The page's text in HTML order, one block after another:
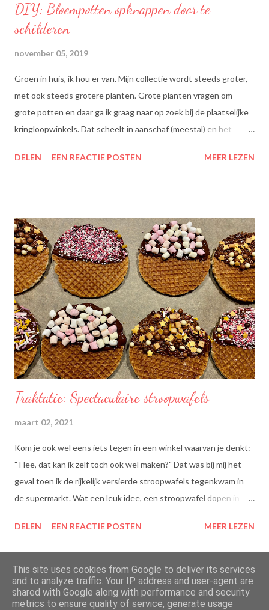
DIY: Bloempotten opknappen door te
schilderen
november 05, 2019
Groen in huis, ik hou er van. Mijn collectie wordt steeds groter,
met ook steeds grotere planten. Grote planten vragen om
grote potten en daar ga ik graag naar op zoek bij de plaatselijke
kringloopwinkels. Dat scheelt in aanschaf (meestal) en het
voor onze planeet, nietwaar?
DELEN EEN REACTIE POSTEN MEER LEZEN
Traktatie: Spectaculaire stroopwafels
maart 02, 2021
Kom je ook wel eens iets tegen in een winkel waarvan je denkt:
" Hee, dat kan ik zelf toch ook wel maken?" Dat was bij mij het
geval toen ik de rijkelijk versierde stroopwafels tegenkwam in
de supermarkt. Wat een leuk idee, een stroopwafel dopen in
lekkere traktatie, nietwaar?
DELEN EEN REACTIE POSTEN MEER LEZEN
Mogelijk gemaakt door Blogger
This site uses cookies from Google to deliver its services
and to analyze traffic. Your IP address and user-agent are
shared with Google along with performance and security
metrics to ensure quality of service, generate usage